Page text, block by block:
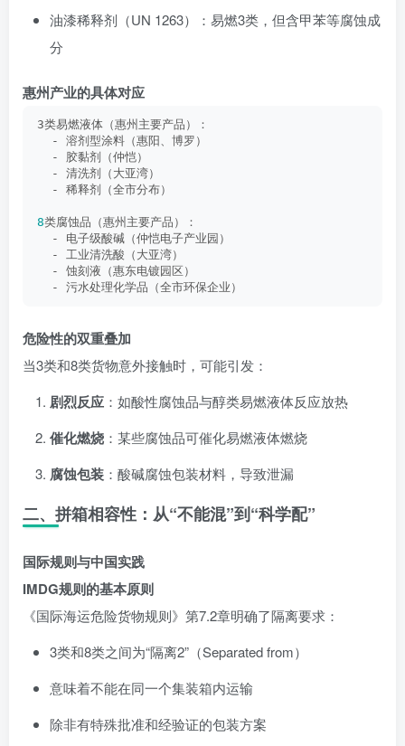
油漆稀释剂（UN 1263）：易燃3类，但含甲苯等腐蚀成
分
惠州产业的具体对应
3类易燃液体（惠州主要产品）：
  - 溶剂型涂料（惠阳、博罗）
  - 胶黏剂（仲恺）
  - 清洗剂（大亚湾）
  - 稀释剂（全市分布）
8类腐蚀品（惠州主要产品）：
  - 电子级酸碱（仲恺电子产业园）
  - 工业清洗酸（大亚湾）
  - 蚀刻液（惠东电镀园区）
  - 污水处理化学品（全市环保企业）
危险性的双重叠加
当3类和8类货物意外接触时，可能引发：
剧烈反应 ：如酸性腐蚀品与醇类易燃液体反应放热
催化燃烧 ：某些腐蚀品可催化易燃液体燃烧
腐蚀包装 ：酸碱腐蚀包装材料，导致泄漏
二、拼箱相容性：从“不能混”到“科学配”
国际规则与中国实践
IMDG规则的基本原则
《国际海运危险货物规则》第7.2章明确了隔离要求：
3类和8类之间为“隔离2”（Separated from）
意味着不能在同一个集装箱内运输
除非有特殊批准和经验证的包装方案